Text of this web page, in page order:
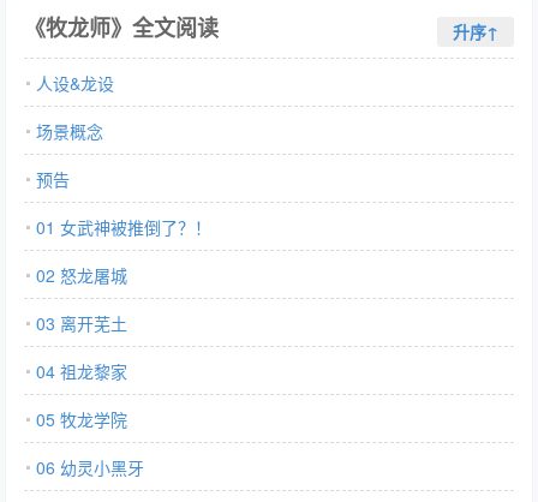
《牧龙师》全文阅读 升序↑
人设&龙设
场景概念
预告
01 女武神被推倒了？！
02 怒龙屠城
03 离开芜土
04 祖龙黎家
05 牧龙学院
06 幼灵小黑牙